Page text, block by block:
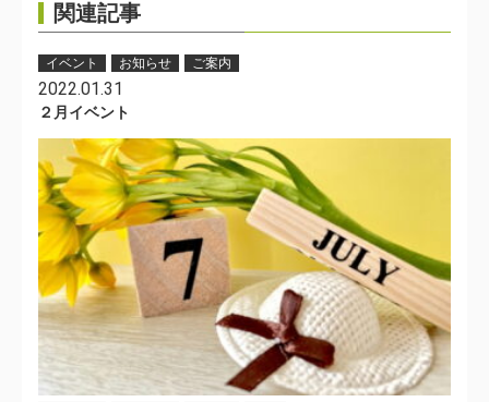
関連記事
イベント お知らせ ご案内
2022.01.31
２月イベント